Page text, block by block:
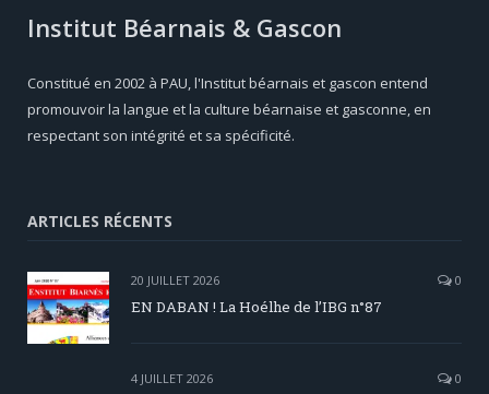
Institut Béarnais & Gascon
Constitué en 2002 à PAU, l'Institut béarnais et gascon entend
promouvoir la langue et la culture béarnaise et gasconne, en
respectant son intégrité et sa spécificité.
ARTICLES RÉCENTS
20 JUILLET 2026 0
EN DABAN ! La Hoélhe de l’IBG n°87
4 JUILLET 2026 0